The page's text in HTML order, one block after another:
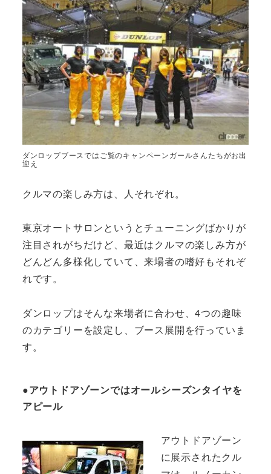
ダンロップブースではご覧のキャンペーンガールさんたちがお出
迎え
クルマの楽しみ方は、人それぞれ。
東京オートサロンというとチューニングばかりが
注目されがちだけど、最近はクルマの楽しみ方が
どんどん多様化していて、来場者の嗜好もそれぞ
れです。
ダンロップはそんな来場者に合わせ、4つの趣味
のカテゴリーを設定し、ブース展開を行っていま
す。
●アウトドアゾーンではオールシーズンタイヤを
アピール
アウトドアゾーン
に展示されたクル